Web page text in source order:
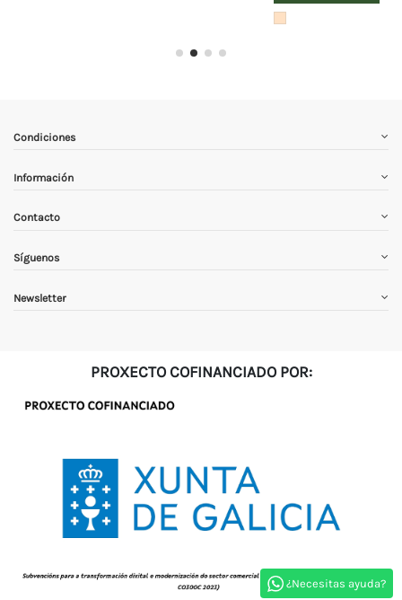
¿Necesitas ayuda?
Condiciones
Información
Contacto
Síguenos
Newsletter
PROXECTO COFINANCIADO POR: